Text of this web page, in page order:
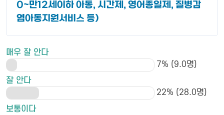
0~만12세이하 아동, 시간제, 영어종일제, 질병감
염아동지원서비스 등)
매우 잘 안다
7% (9.0명)
잘 안다
22% (28.0명)
보통이다